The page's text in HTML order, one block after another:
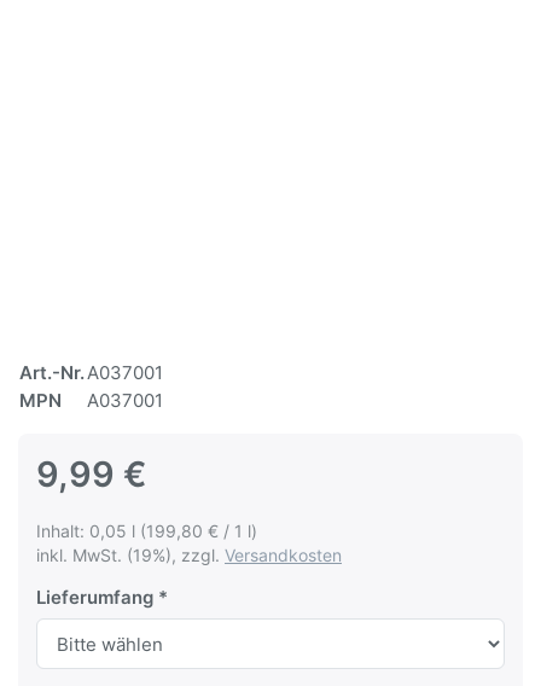
Art.-Nr.A037001
MPN
A037001
9,99 €
Inhalt: 0,05 l (199,80 € / 1 l)
inkl. MwSt. (19%), zzgl. Versandkosten
Lieferumfang